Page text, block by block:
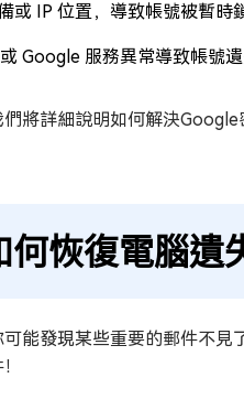
IP 位置，導致帳號被暫時
Google 服務異常導致帳號遺
將詳細說明如何解決Google
何恢復電腦
能發現某些重要的郵件不